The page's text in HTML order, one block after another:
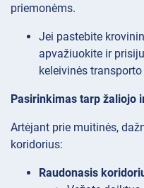
priemonėms.
Jei pastebite
apvažiuokite ir
keleivinės
Pasirinkimas tarp žaliojo
Artėjant prie muitinės,
koridorius:
Raudonasis